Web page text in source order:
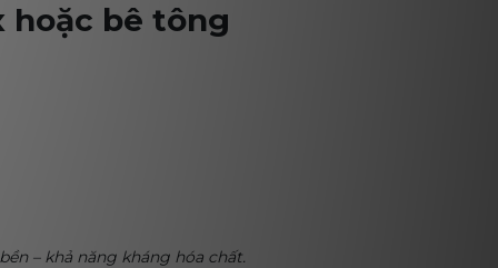
hoặc bê tông
– khả năng kháng hóa chất.